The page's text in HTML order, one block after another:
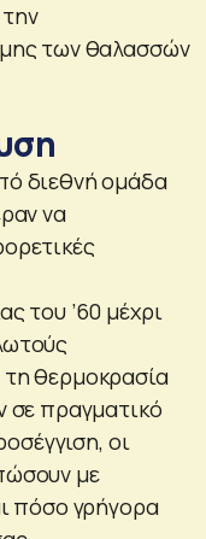
των θαλασσών
διεθνή ομάδα
να
του ’60 μέχρι
θερμοκρασία
σε πραγματικό
οι
με
πόσο γρήγορα